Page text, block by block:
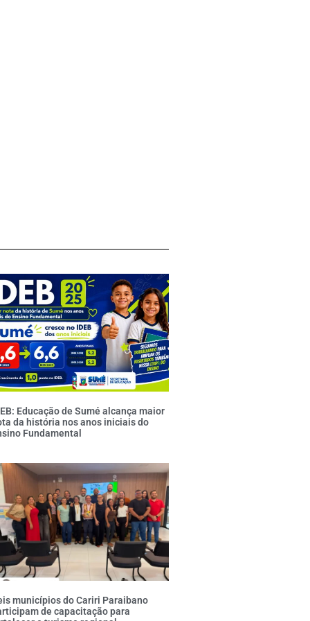
Educação de Sumé alcança maior
da história nos anos iniciais do
Fundamental
municípios do Cariri Paraibano
de capacitação para